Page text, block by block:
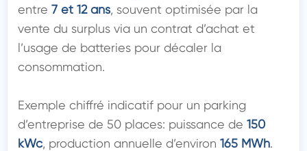
entre 7 et 12 ans, souvent optimisée par la
vente du surplus via un contrat d’achat et
l’usage de batteries pour décaler la
consommation.
Exemple chiffré indicatif pour un parking
d’entreprise de 50 places: puissance de 150
kWc, production annuelle d’environ 165 MWh.